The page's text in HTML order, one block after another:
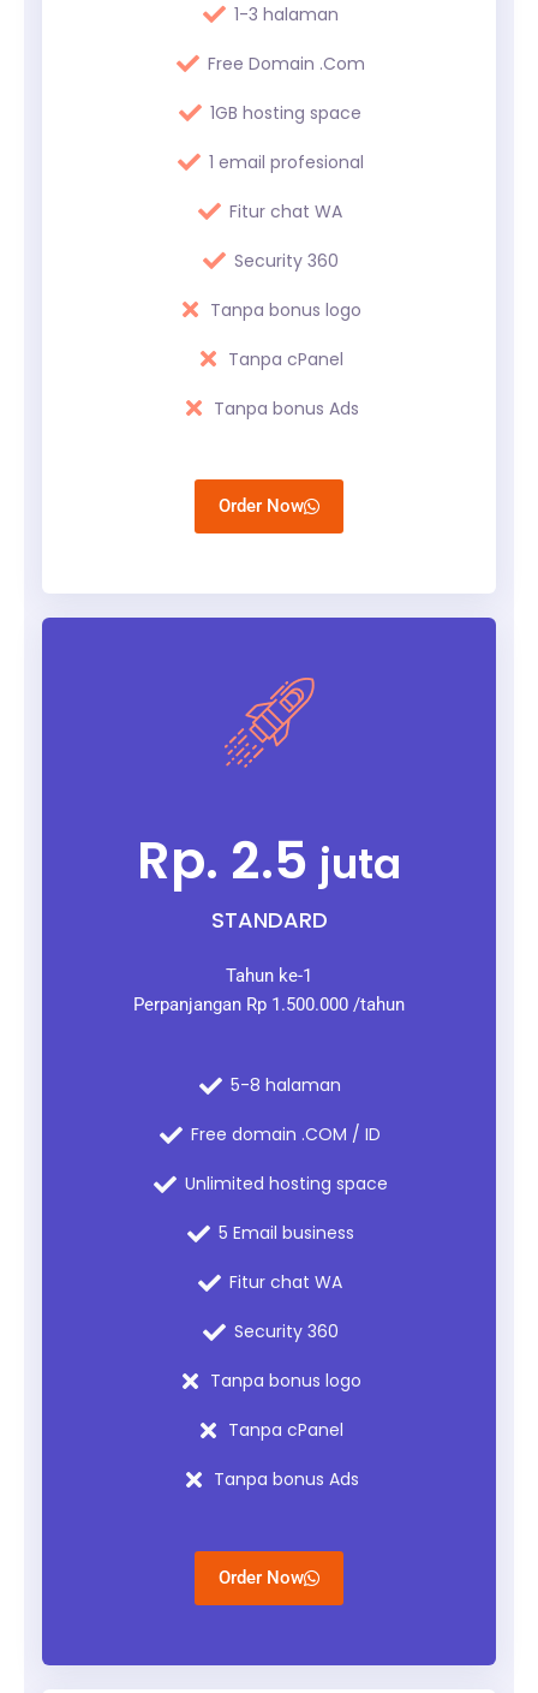
1-3 halaman
Free Domain .Com
1GB hosting space
1 email profesional
Fitur chat WA
Security 360
Tanpa bonus logo
Tanpa cPanel
Tanpa bonus Ads
Order Now
Rp. 2.5 juta
STANDARD
Tahun ke-1
Perpanjangan Rp 1.500.000 /tahun
5-8 halaman
Free domain .COM / ID
Unlimited hosting space
5 Email business
Fitur chat WA
Security 360
Tanpa bonus logo
Tanpa cPanel
Tanpa bonus Ads
Order Now